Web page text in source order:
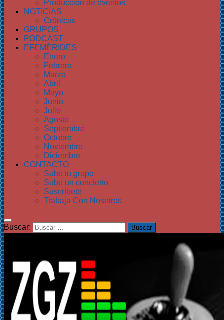
Producción de eventos
NOTICIAS
Crónicas
GRUPOS
PODCAST
EFEMÉRIDES
Enero
Febrero
Marzo
Abril
Mayo
Junio
Julio
Agosto
Septiembre
Octubre
Noviembre
Diciembre
CONTACTO
Sube tu grupo
Sube un concierto
Suscríbete
Trabaja Con Nosotros
Buscar: